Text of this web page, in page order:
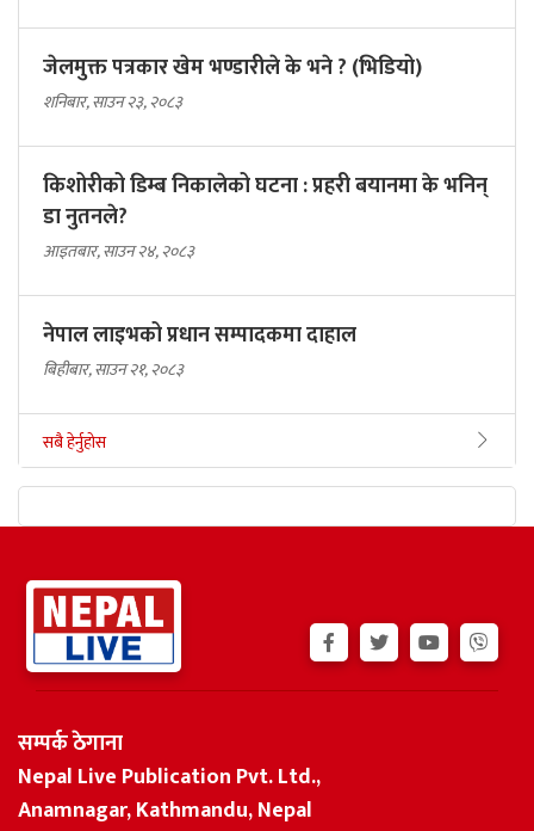
जेलमुक्त पत्रकार खेम भण्डारीले के भने ? (भिडियो)
शनिबार, साउन २३, २०८३
किशोरीको डिम्ब निकालेको घटना : प्रहरी बयानमा के भनिन्
डा नुतनले?
आइतबार, साउन २४, २०८३
नेपाल लाइभको प्रधान सम्पादकमा दाहाल
बिहीबार, साउन २१, २०८३
सबै हेर्नुहोस
सम्पर्क ठेगाना
Nepal Live Publication Pvt. Ltd.,
Anamnagar, Kathmandu, Nepal